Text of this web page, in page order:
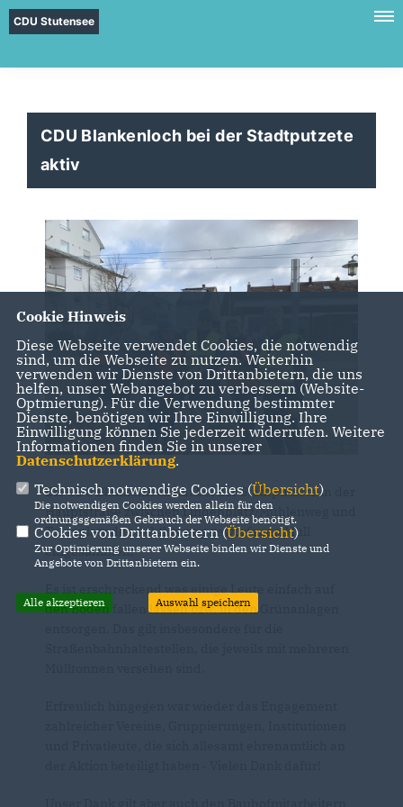
CDU Stutensee
CDU Blankenloch bei der Stadtputzete
aktiv
Die CDU Blankenloch hat bei der Stadtputzete in der
Hauptstraße zwischen Lindenplatz/Mühlenweg und
Tolnaplatz den achtlos weg geworfenen Müll
eingesammelt.
Es ist erschreckend was einige Leute einfach auf
den Boden fallen lassen bzw. in den Grünanlagen
Cookie Hinweis
Diese Webseite verwendet Cookies, die notwendig
sind, um die Webseite zu nutzen. Weiterhin
verwenden wir Dienste von Drittanbietern, die uns
helfen, unser Webangebot zu verbessern (Website-
Optmierung). Für die Verwendung bestimmter
Dienste, benötigen wir Ihre Einwilligung. Ihre
Einwilligung können Sie jederzeit widerrufen. Weitere
Informationen finden Sie in unserer
Datenschutzerklärung.
Technisch notwendige Cookies (Übersicht)
Die notwendigen Cookies werden allein für den
ordnungsgemäßen Gebrauch der Webseite benötigt.
Cookies von Drittanbietern (Übersicht)
Zur Optimierung unserer Webseite binden wir Dienste und
Angebote von Drittanbietern ein.
Alle akzeptieren Auswahl speichern